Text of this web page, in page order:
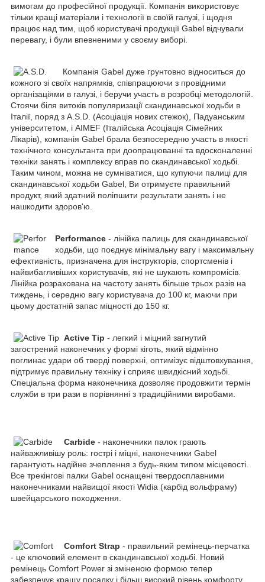
вимогам до професійної продукції. Компанія використовує
тільки кращі матеріали і технології в своїй галузі, і щодня
працює над тим, щоб користувачі продукції Gabel відчували
перевагу, і були впевненими у своєму виборі.
Компанія Gabel дуже грунтовно відноситься до
кожного зі своїх напрямків, співпрацюючи з провідними
організаціями в галузі, і беручи участь в розробці методологій.
Стоячи біля витоків популяризації скандинавської ходьби в
Італії, поряд з A.S.D. (Асоціація нових стежок), Падуанським
університетом, і AIMEF (Італійська Асоціація Сімейних
Лікарів), компанія Gabel брала безпосередню участь в якості
технічного консультанта при доопрацюванні та вдосконаленні
техніки занять і комплексу вправ по скандинавської ходьбі.
Таким чином, можна не сумніватися, що купуючи палиці для
скандинавської ходьби Gabel, Ви отримуєте правильний
продукт, який здатний поліпшити результати занять і не
нашкодити здоров'ю.
Performance - лінійка палиць для скандинавської
ходьби, що поєднує мінімальну вагу і максимальну
ефективність, призначена для інструкторів, спортсменів і
найвибагливіших користувачів, які не шукають компромісів.
Лінійка розрахована на частоту занять більше трьох разів на
тиждень, і середню вагу користувача до 100 кг, маючи при
цьому достатній запас міцності до 150 кг.
Active Tip - легкий і міцний загнутий
загострений наконечник у формі кіготь, який відмінно
поглинає удари об тверді поверхні, оптимізує відштовхування,
підтримує правильну техніку і сприяє швидкісний ходьбі.
Спеціальна форма наконечника дозволяє продовжити термін
служби в три рази в порівнянні з традиційними виробами.
Carbide - наконечники палок грають
найважливішу роль: гострі і міцні, наконечники Gabel
гарантують надійне зчеплення з будь-яким типом місцевості.
Все трекінгові палки Gabel оснащені твердосплавними
наконечниками найвищої якості Widia (карбід вольфраму)
швейцарського походження.
Comfort Strap - правильний ремінець-перчатка
- це ключовий елемент в скандинавської ходьбі. Новий
ремінець Comfort Power зі зміненою формою тепер
забезпечує кращу посадку і більш високий рівень комфорту